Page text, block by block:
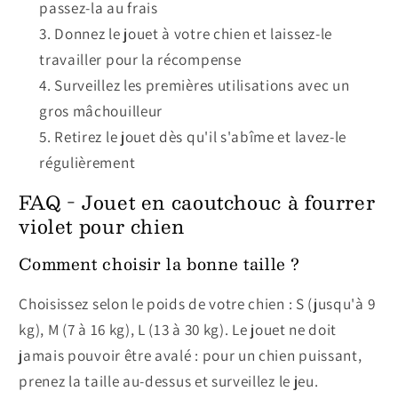
passez-la au frais
Donnez le jouet à votre chien et laissez-le
travailler pour la récompense
Surveillez les premières utilisations avec un
gros mâchouilleur
Retirez le jouet dès qu'il s'abîme et lavez-le
régulièrement
FAQ - Jouet en caoutchouc à fourrer
violet pour chien
Comment choisir la bonne taille ?
Choisissez selon le poids de votre chien : S (jusqu'à 9
kg), M (7 à 16 kg), L (13 à 30 kg). Le jouet ne doit
jamais pouvoir être avalé : pour un chien puissant,
prenez la taille au-dessus et surveillez le jeu.